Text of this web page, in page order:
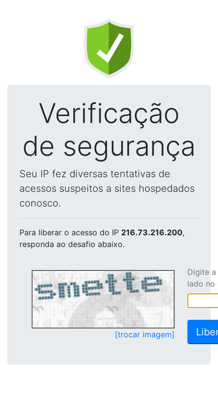
Verificação
de segurança
Seu IP fez diversas tentativas de
acessos suspeitos a sites hospedados
conosco.
Para liberar o acesso do IP 216.73.216.200,
responda ao desafio abaixo.
[trocar imagem]
Digite
lado no